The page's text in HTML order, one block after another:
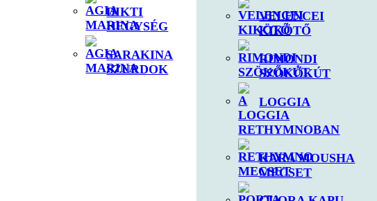
DIKTI
HEGYSÉG
SARAKINA
SZURDOK
VELENCEI
KIKÖTŐ
RIMONDI
SZÖKŐKÚT
LOGGIA
KARA MOUSHA
MECSET